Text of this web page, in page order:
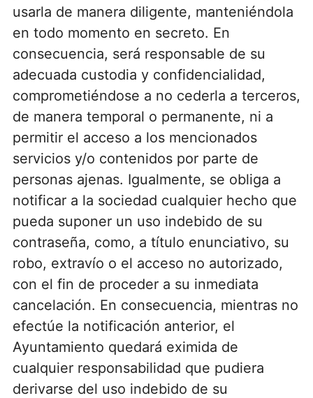
usarla de manera diligente, manteniéndola
en todo momento en secreto. En
consecuencia, será responsable de su
adecuada custodia y confidencialidad,
comprometiéndose a no cederla a terceros,
de manera temporal o permanente, ni a
permitir el acceso a los mencionados
servicios y/o contenidos por parte de
personas ajenas. Igualmente, se obliga a
notificar a la sociedad cualquier hecho que
pueda suponer un uso indebido de su
contraseña, como, a título enunciativo, su
robo, extravío o el acceso no autorizado,
con el fin de proceder a su inmediata
cancelación. En consecuencia, mientras no
efectúe la notificación anterior, el
Ayuntamiento quedará eximida de
cualquier responsabilidad que pudiera
derivarse del uso indebido de su